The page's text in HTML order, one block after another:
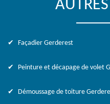
Façadier Gerderest
Peinture et décapage de volet
Démoussage de toiture